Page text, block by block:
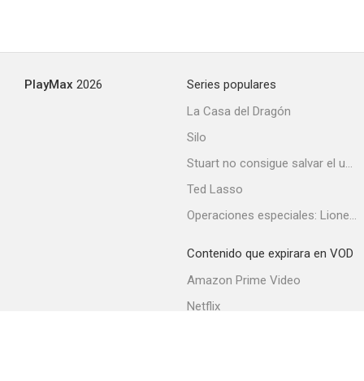
PlayMax 2026
Series populares
La Casa del Dragón
Silo
Stuart no consigue salvar el universo
Ted Lasso
Operaciones especiales: Lioness
Contenido que expirara en VOD
Amazon Prime Video
Netflix